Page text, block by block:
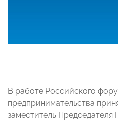
В работе Российского
предпринимательства
заместитель Председателя